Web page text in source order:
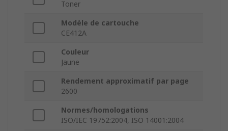
Toner
Modèle de cartouche
CE412A
Couleur
Jaune
Rendement approximatif par page
2600
Normes/homologations
ISO/IEC 19752:2004, ISO 14001:2004